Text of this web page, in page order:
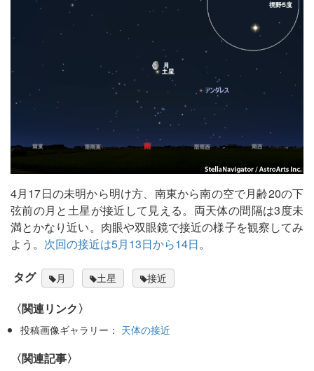
4月17日の未明から明け方、南東から南の空で月齢20の下
弦前の月と土星が接近して見える。両天体の間隔は3度未
満とかなり近い。肉眼や双眼鏡で接近の様子を観察してみ
よう。 次回の接近は5月13日から14日。
タグ 月 土星 接近
〈関連リンク〉
投稿画像ギャラリー： 天体の接近
関連記事